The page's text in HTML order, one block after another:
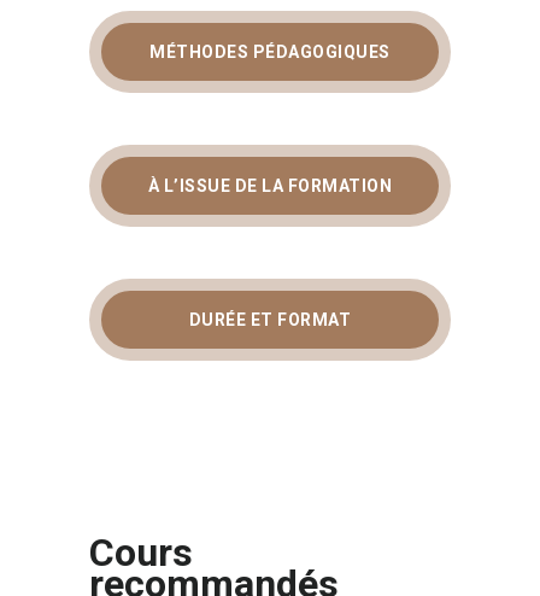
MÉTHODES PÉDAGOGIQUES
À L’ISSUE DE LA FORMATION
DURÉE ET FORMAT
Cours
recommandés